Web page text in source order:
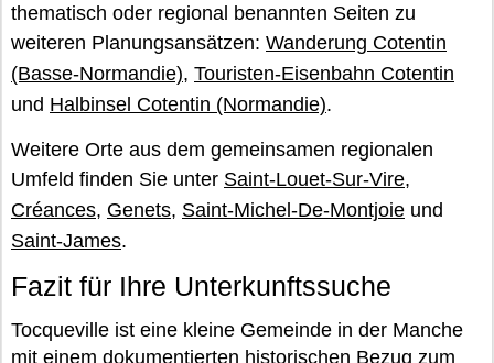
thematisch oder regional benannten Seiten zu
weiteren Planungsansätzen: Wanderung Cotentin
(Basse-Normandie), Touristen-Eisenbahn Cotentin
und Halbinsel Cotentin (Normandie).
Weitere Orte aus dem gemeinsamen regionalen
Umfeld finden Sie unter Saint-Louet-Sur-Vire,
Créances, Genets, Saint-Michel-De-Montjoie und
Saint-James.
Fazit für Ihre Unterkunftssuche
Tocqueville ist eine kleine Gemeinde in der Manche
mit einem dokumentierten historischen Bezug zum